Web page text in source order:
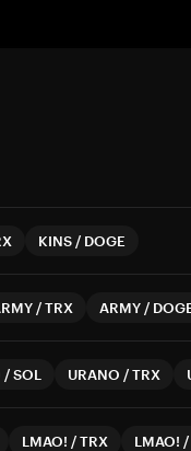
KINS / DOGE
/TRX ARMY /
/SOL URANO /TRX
LMAO! /TRX LMAO! /